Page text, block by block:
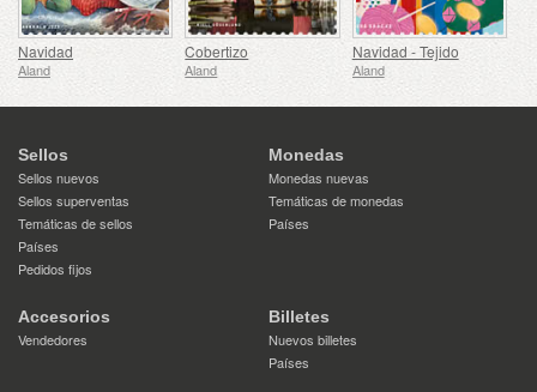
Navidad
Aland
Cobertizo
Aland
Navidad - Tejido
Aland
Sellos
Sellos nuevos
Sellos superventas
Temáticas de sellos
Países
Pedidos fijos
Monedas
Monedas nuevas
Temáticas de monedas
Países
Accesorios
Vendedores
Billetes
Nuevos billetes
Países